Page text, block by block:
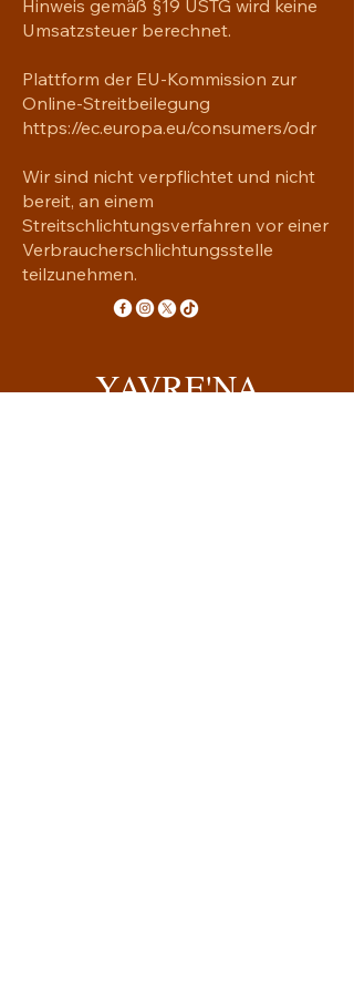
• Stoffgewicht: 225 g/m²  (US/Mexico)
• Stoffgewicht: 230 g/m² (Lettland)
Microfasergewebe
• Elastisches Material mit Vier-Wege-
Strech
Produktionsstandort aus Mexico
oder China
Für Erwachsene
EU Gewährleistung: 2 Jahre
Hinweis gemäß §19 USTG wird keine
Umsatzsteuer berechnet.
Plattform der EU-Kommission zur
Online-Streitbeilegung
https://ec.europa.eu/consumers/odr
Wir sind nicht verpflichtet und nicht
bereit, an einem
Streitschlichtungsverfahren vor einer
Verbraucherschlichtungsstelle
teilzunehmen.
YAVRE'NA